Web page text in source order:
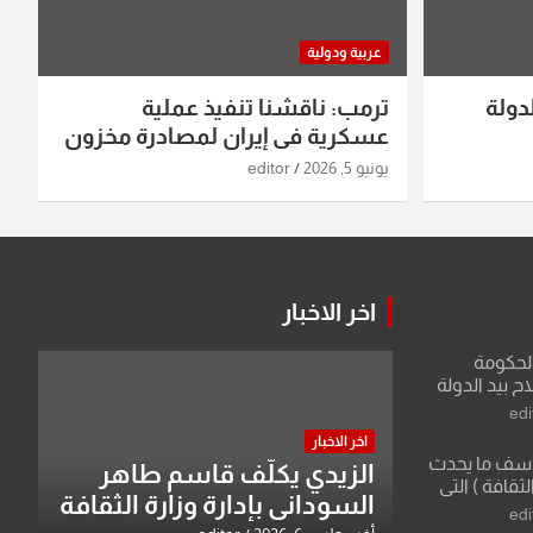
عربية ودولية
ترمب: ناقشنا تنفيذ عملية
عسكرية في إيران لمصادرة مخزون
اليورانيوم
يونيو 5, 2026 editor
بيد الدولة
ما يحدث
) التي
وزير يمثلها من
اخر الاخبار
اخر الاخبار
الزيدي يكلّف قاسم طاهر
السوداني بإدارة وزارة الثقافة